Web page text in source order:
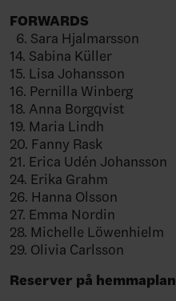
FORWARDS
6. Sara Hjalmarsson
14. Sabina Küller
15. Lisa Johansson
16. Pernilla Winberg
18. Anna Borgqvist
19. Maria Lindh
20. Fanny Rask
21. Erica Udén Johansson
24. Erika Grahm
26. Hanna Olsson
27. Emma Nordin
28. Michelle Löwenhielm
29. Olivia Carlsson
Reserver på hemmaplan